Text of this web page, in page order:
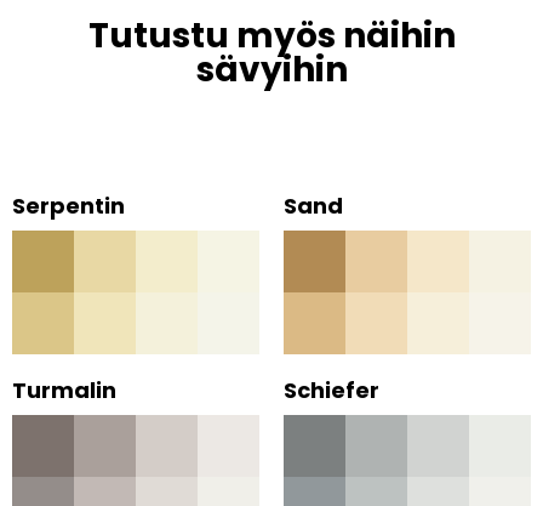
Tutustu myös näihin
sävyihin
Serpentin Sand
Turmalin Schiefer